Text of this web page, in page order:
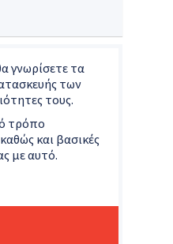
γνωρίσετε τα
των
τους.
τρόπο
και βασικές
με αυτό.